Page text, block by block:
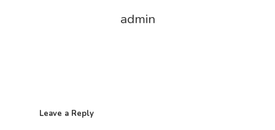
admin
Leave a Reply